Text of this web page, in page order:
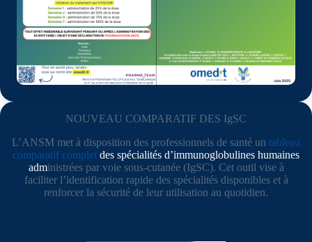
NOUVEAU COMPARATIF DES IgSC
L’ANSM met à disposition des professionnels de santé un tableau
comparatif complet des spécialités d’immunoglobulines humaines
administrées par voie sous-cutanée (IgSC). Cet outil vise à
faciliter l’identification rapide des spécialités disponibles et à
renforcer la sécurité de leur utilisation au quotidien.